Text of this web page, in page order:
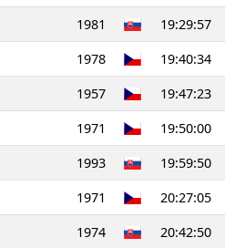
1981
19:29:57
1978
19:40:34
1957
19:47:23
1971
19:50:00
1993
19:59:50
1971
20:27:05
1974
20:42:50